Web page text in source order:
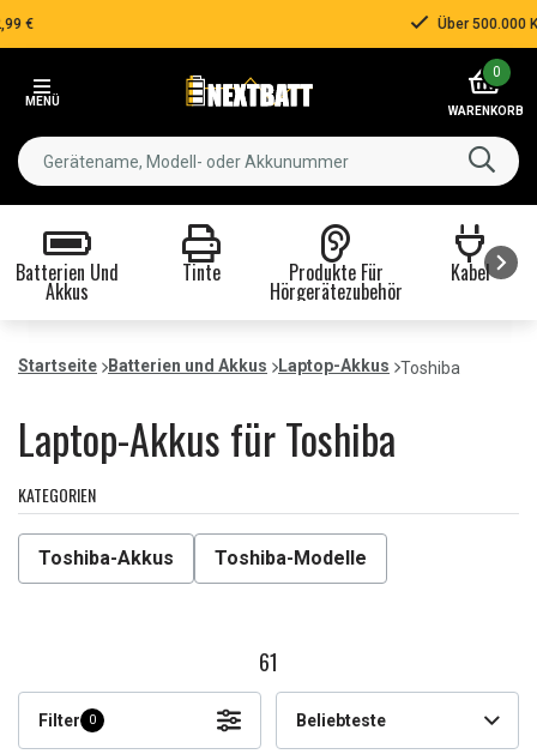
MENÜ
0
WARENKORB
Batterien Und
Akkus
Tinte Produkte Für
Hörgerätezubehör
Kabel
Startseite Batterien und Akkus Laptop-Akkus Toshiba
Laptop-Akkus für Toshiba
KATEGORIEN
Toshiba-Akkus Toshiba-Modelle
61
Filter 0 Beliebteste